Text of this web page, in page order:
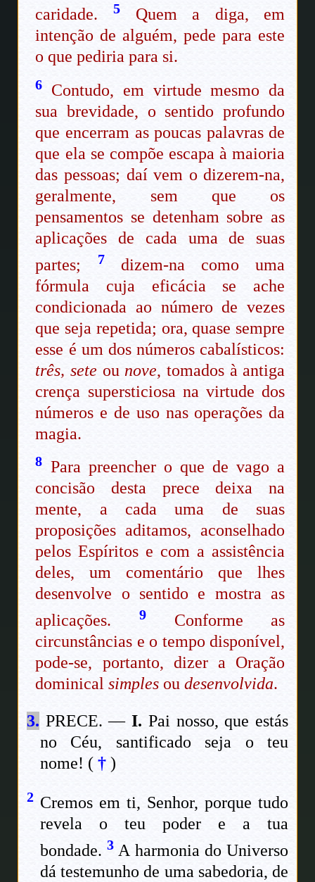
caridade. 5 Quem a diga, em
intenção de alguém, pede para este
o que pediria para si.
6
Contudo, em virtude mesmo da
sua brevidade, o sentido profundo
que encerram as poucas palavras de
que ela se compõe escapa à maioria
das pessoas; daí vem o dizerem-na,
geralmente, sem que os
pensamentos se detenham sobre as
aplicações de cada uma de suas
partes;
7 dizem-na como uma
fórmula cuja eficácia se ache
condicionada ao número de vezes
que seja repetida; ora, quase sempre
esse é um dos números cabalísticos:
três, sete ou nove, tomados à antiga
crença supersticiosa na virtude dos
números e de uso nas operações da
magia.
8 Para preencher o que de vago a
concisão desta prece deixa na
mente, a cada uma de suas
proposições aditamos, aconselhado
pelos Espíritos e com a assistência
deles, um comentário que lhes
desenvolve o sentido e mostra as
aplicações.9 Conforme as
circunstâncias e o tempo disponível,
pode-se, portanto, dizer a Oração
dominicalsimples oudesenvolvida.
3. PRECE. —I. Pai nosso, que estás
no Céu, santificado seja o teu
nome! ( †)
2 Cremos em ti, Senhor, porque tudo
revela o teu poder e a tua
bondade.3 A harmonia do Universo
dá testemunho de uma sabedoria, de